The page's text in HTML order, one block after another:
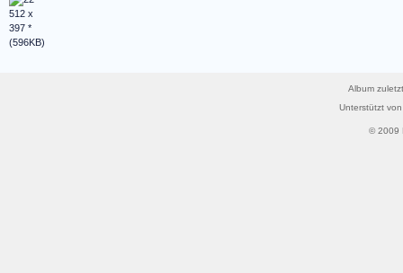
Album
Unterstützt
© 2009